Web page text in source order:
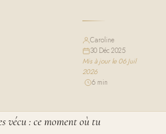
Caroline·
30 Déc 2025·
Mis à jour le 06 Juil
2026
6 min
vécu : ce moment où tu